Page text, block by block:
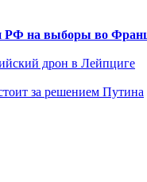
РФ на выборы во
дрон в Лейпциге
за решением Путина